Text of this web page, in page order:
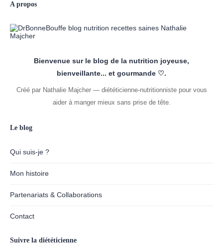
A propos
Bienvenue sur le blog de la nutrition joyeuse,
bienveillante... et gourmande ♡.
Créé par Nathalie Majcher — diététicienne-nutritionniste pour vous
aider à manger mieux sans prise de tête.
Le blog
Qui suis-je ?
Mon histoire
Partenariats & Collaborations
Contact
Suivre la diététicienne